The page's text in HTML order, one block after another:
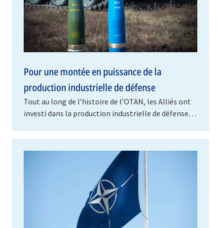
Pour une montée en puissance de la
production industrielle de défense
Tout au long de l’histoire de l’OTAN, les Alliés ont
investi dans la production industrielle de défense